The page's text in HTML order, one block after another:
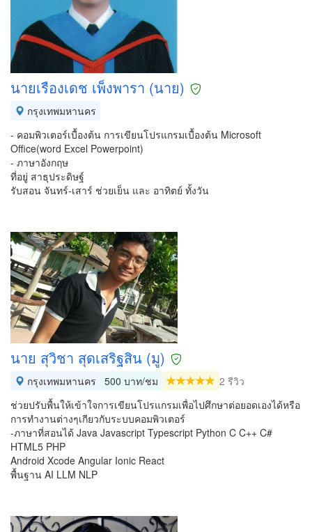
นายเรืองเดช เพ็งพารา (นาย)
กรุงเทพมหานคร
- คอมพิวเตอร์เบื้องต้น การเขียนโปรแกรมเบื้องต้น Microsoft
Office(word Excel Powerpoint)
- ภาษาอังกฤษ
ที่อยู่ สาธุประดิษฐ์
รับสอน จันทร์-เสาร์ ช่วยเย็น และ อาทิตย์ ทั้งวัน
นาย สุวิชา สุดเสริฐสิน (มู)
กรุงเทพมหานคร 500 บาท/ชม
2 รีวิว
ช่วยปรับพื้นให้เข้าใจการเขียนโปรแกรมเพื่อไปศึกษาต่อยอดเองได้หรือ
การทำงานต่างๆเกียวกับระบบคอมพิวเตอร์
-ภาษาที่สอนได้ Java Javascript Typescript Python C C++ C#
HTML5 PHP
Android Xcode Angular Ionic React
พื้นฐาน AI LLM NLP